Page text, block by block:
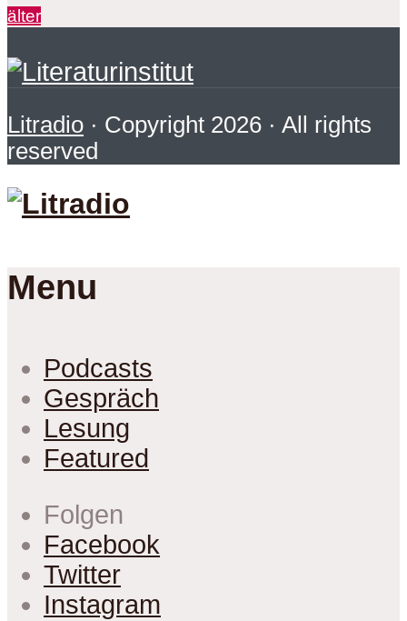
älter
Litradio · Copyright 2026 · All rights
reserved
Menu
Podcasts
Gespräch
Lesung
Featured
Folgen
Facebook
Twitter
Instagram